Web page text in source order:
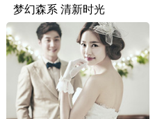
梦幻森系 清新时光